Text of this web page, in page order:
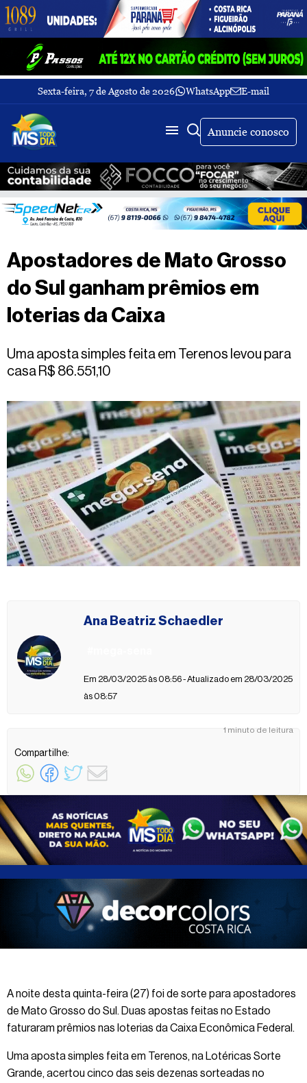
Sexta-feira, 7 de Agosto de 2026 WhatsApp E-mail
Fechar Menu
Últimas
notícias
Galeria
de
fotos
Sobre
Nós
TV
MS
dia
Fale
Anuncie conosco
Buscar
1 minuto de leitura
Apostadores de Mato Grosso
do Sul ganham prêmios em
loterias da Caixa
Uma aposta simples feita em Terenos levou para
casa R$ 86.551,10
Ana Beatriz Schaedler
Em 28/03/2025 às 08:56 - Atualizado em 28/03/2025
às 08:57
Compartilhe:
A noite desta quinta-feira (27) foi de sorte para apostadores
de Mato Grosso do Sul. Duas apostas feitas no Estado
faturaram prêmios nas loterias da Caixa Econômica Federal.
Uma aposta simples feita em Terenos, na Lotéricas Sorte
Grande, acertou cinco das seis dezenas sorteadas no